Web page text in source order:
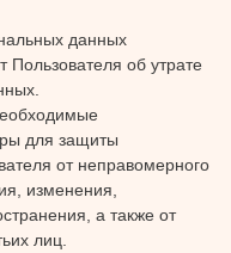
данных
об утрате
для защиты
от неправомерного
изменения,
а также от
лиц.